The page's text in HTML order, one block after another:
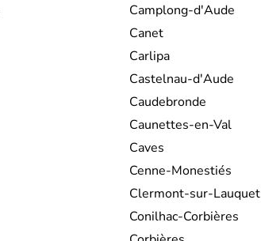
Camplong-d'Aude
Canet
Carlipa
Castelnau-d'Aude
Caudebronde
Caunettes-en-Val
Caves
Cenne-Monestiés
Clermont-sur-Lauquet
Conilhac-Corbières